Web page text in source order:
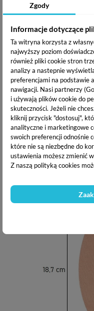
Zgody
Informacje dotyczące
Ta witryna korzysta z
najwyższy poziom
również pliki cookie stron
analizy a nastepnie
preferencjami na podstawie
nawigacji. Nasi partnerzy
i używają plików cookie do
skuteczności. Jeżeli nie
kliknij przycisk "dostosuj",
analityczne i marketingowe
swoich preferencji odnośnie
które nie są niezbędne do
ustawienia możesz zmienić
Z naszą polityką cookies
Wytrzymałe,
użytkowania. Wykonane
sprężystej tkaniny na
się a jedna strona
silikonowym. Doskonale
się tworząc płaskie
Produkt chroni
Idealna alternatywa dla
na upalne dni.
stosowane na innych
użycia.
Skład:poliamid 84%,
Kolor:beżowy (cielisty)